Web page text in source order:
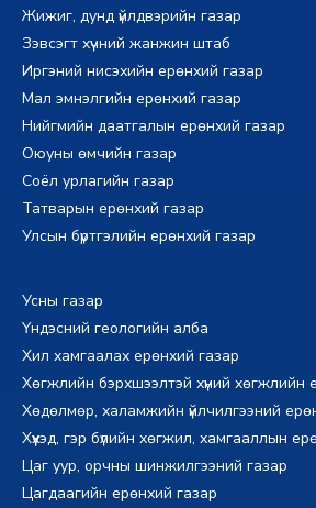
Жижиг, дунд үйлдвэрийн газар
Зэвсэгт хүчний жанжин штаб
Иргэний нисэхийн ерөнхий газар
Мал эмнэлгийн ерөнхий газар
Нийгмийн даатгалын ерөнхий газар
Оюуны өмчийн газар
Соёл урлагийн газар
Татварын ерөнхий газар
Улсын бүртгэлийн ерөнхий газар
Усны газар
Үндэсний геологийн алба
Хил хамгаалах ерөнхий газар
Хөгжлийн бэрхшээлтэй хүний хөгжлийн
Хөдөлмөр, халамжийн үйлчилгээний
Хүүхэд, гэр бүлийн хөгжил, хамгааллын
Цаг уур, орчны шинжилгээний газар
Цагдаагийн ерөнхий газар